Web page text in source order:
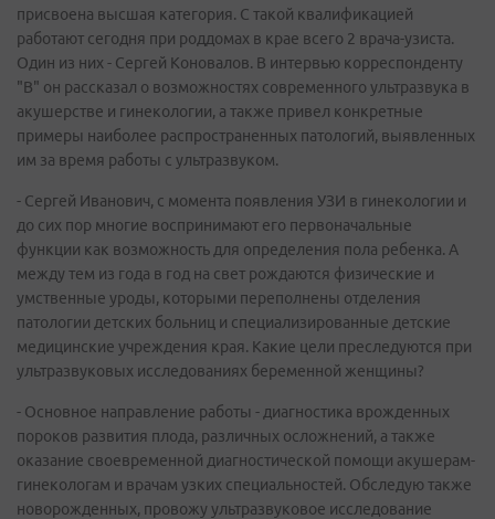
присвоена высшая категория. С такой квалификацией
работают сегодня при роддомах в крае всего 2 врача-узиста.
Один из них - Сергей Коновалов. В интервью корреспонденту
"В" он рассказал о возможностях современного ультразвука в
акушерстве и гинекологии, а также привел конкретные
примеры наиболее распространенных патологий, выявленных
им за время работы с ультразвуком.
- Сергей Иванович, с момента появления УЗИ в гинекологии и
до сих пор многие воспринимают его первоначальные
функции как возможность для определения пола ребенка. А
между тем из года в год на свет рождаются физические и
умственные уроды, которыми переполнены отделения
патологии детских больниц и специализированные детские
медицинские учреждения края. Какие цели преследуются при
ультразвуковых исследованиях беременной женщины?
- Основное направление работы - диагностика врожденных
пороков развития плода, различных осложнений, а также
оказание своевременной диагностической помощи акушерам-
гинекологам и врачам узких специальностей. Обследую также
новорожденных, провожу ультразвуковое исследование